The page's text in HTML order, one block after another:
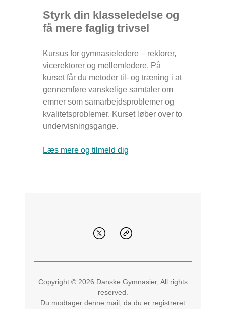
Styrk din klasseledelse og
få mere faglig trivsel
Kursus for gymnasieledere – rektorer,
vicerektorer og mellemledere. På
kurset får du metoder til- og træning i at
gennemføre vanskelige samtaler om
emner som samarbejdsproblemer og
kvalitetsproblemer. Kurset løber over to
undervisningsgange.
Læs mere og tilmeld dig
Copyright © 2026 Danske Gymnasier, All rights
reserved.
Du modtager denne mail, da du er registreret